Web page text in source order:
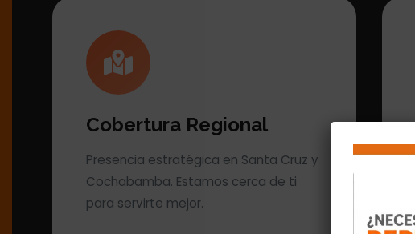
Cobertura Regional
Presencia estratégica en Santa Cruz y
Cochabamba. Estamos cerca de ti
para servirte mejor.